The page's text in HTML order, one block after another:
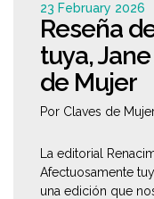
23 February 2026
Reseña
tuya,
de Mujer
Por Claves de
La editorial
Afectuosamente
una edición que